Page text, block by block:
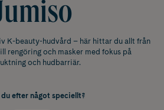
K-beauty-hudvård – här hittar du allt från
rengöring och masker med fokus på
och hudbarriär.
du efter något speciellt?